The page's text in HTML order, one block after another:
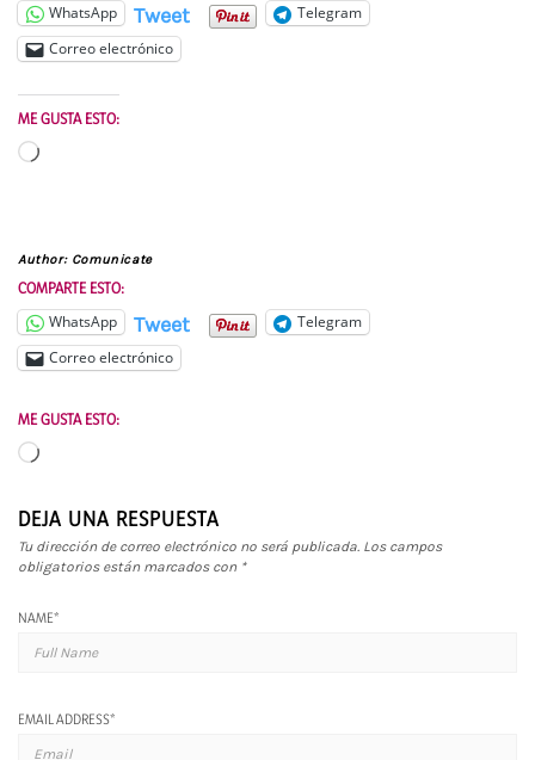
WhatsApp Tweet
Telegram
Correo electrónico
ME GUSTA ESTO:
Cargando...
Author: Comunicate
COMPARTE ESTO:
WhatsApp Tweet
Telegram
Correo electrónico
ME GUSTA ESTO:
Cargando...
DEJA UNA RESPUESTA
Tu dirección de correo electrónico no será publicada. Los campos
obligatorios están marcados con *
NAME*
EMAIL ADDRESS*